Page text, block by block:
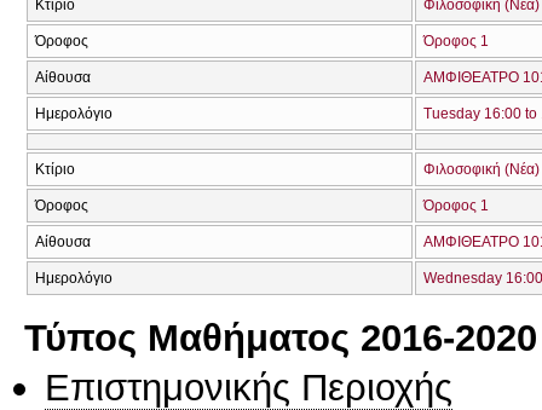
Κτίριο Φιλοσοφική (Νέα)
Όροφος Όροφος 1
Αίθουσα ΑΜΦΙΘΕΑΤΡΟ
Ημερολόγιο Tuesday 16:00 to
Κτίριο Φιλοσοφική (Νέα)
Όροφος Όροφος 1
Αίθουσα ΑΜΦΙΘΕΑΤΡΟ
Ημερολόγιο Wednesday
Τύπος Μαθήματος 2016-2020
Επιστημονικής Περιοχής